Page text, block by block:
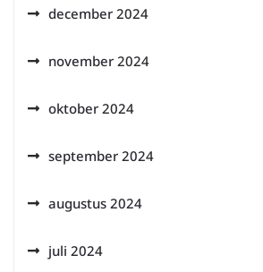
december 2024
november 2024
oktober 2024
september 2024
augustus 2024
juli 2024